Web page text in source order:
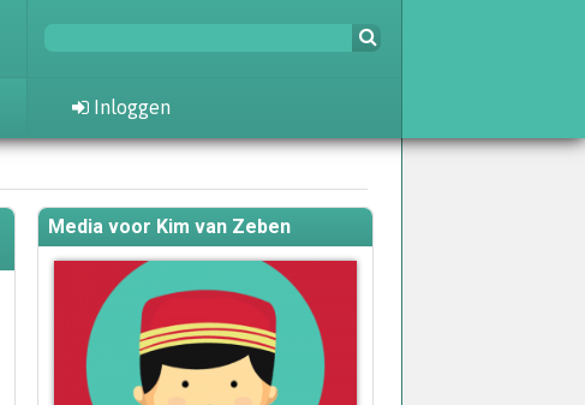
Inloggen
Media voor Kim van Zeben